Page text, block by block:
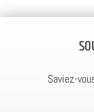
Saviez-